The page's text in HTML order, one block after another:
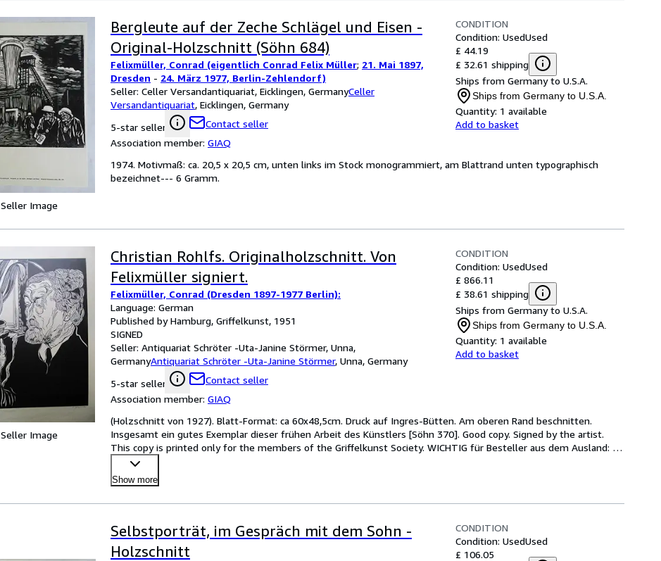
Seller Image
Bergleute auf der Zeche Schlägel und Eisen -
Original-Holzschnitt (Söhn 684)
Felixmüller, Conrad (eigentlich Conrad Felix Müller; 21. Mai 1897,
Dresden - 24. März 1977, Berlin-Zehlendorf)
Seller: Celler Versandantiquariat, Eicklingen, GermanyCeller
Versandantiquariat, Eicklingen, Germany
5-star seller
Contact seller
Association member: GIAQ
CONDITION
Condition: UsedUsed
£ 44.19
£ 32.61 shipping
Ships from Germany to U.S.A.
Ships from Germany to U.S.A.
Quantity: 1 available
Add to basket
1974. Motivmaß: ca. 20,5 x 20,5 cm, unten links im Stock monogrammiert, am Blattrand unten typographisch
bezeichnet--- 6 Gramm.
Seller Image
Christian Rohlfs. Originalholzschnitt. Von
Felixmüller signiert.
Felixmüller, Conrad (Dresden 1897-1977 Berlin):
Language: German
Published by Hamburg, Griffelkunst, 1951
SIGNED
Seller: Antiquariat Schröter -Uta-Janine Störmer, Unna,
GermanyAntiquariat Schröter -Uta-Janine Störmer, Unna, Germany
5-star seller
Contact seller
Association member: GIAQ
CONDITION
Condition: UsedUsed
£ 866.11
£ 38.61 shipping
Ships from Germany to U.S.A.
Ships from Germany to U.S.A.
Quantity: 1 available
Add to basket
(Holzschnitt von 1927). Blatt-Format: ca 60x48,5cm. Druck auf Ingres-Bütten. Am oberen Rand beschnitten.
Insgesamt ein gutes Exemplar dieser frühen Arbeit des Künstlers [Söhn 370]. Good copy. Signed by the artist.
This copy is printed only for the members of the Griffelkunst Society. WICHTIG für Besteller aus dem Ausland:
fragen
Show more
Selbstporträt, im Gespräch mit dem Sohn -
Holzschnitt
CONDITION
Condition: UsedUsed
£ 106.05